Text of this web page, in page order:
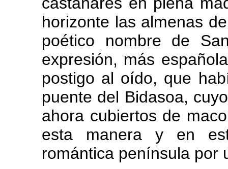
horizonte las almenas
poético nombre de
expresión, más
postigo al oído, que
puente del Bidasoa,
ahora cubiertos de
esta manera y en
romántica península por